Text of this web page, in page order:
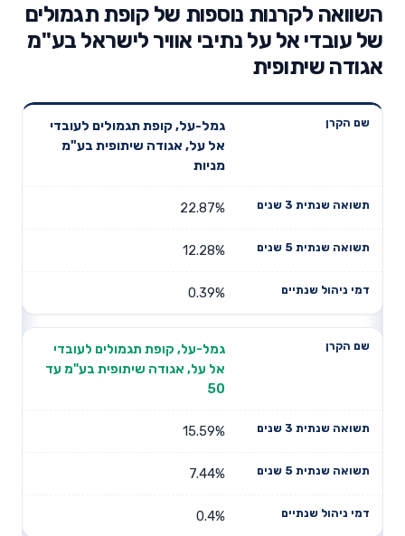
השוואה לקרנות נוספות של קופת תגמולים
של עובדי אל על נתיבי אוויר לישראל בע"מ
אגודה שיתופית
שנתית 3
תשואה
שנתית 5
דמי ניהול
שנתיים
גמל-על, קופת תגמולים לעובדי
אל על, אגודה שיתופית בע"מ
מניות
22.87%
12.28%
0.39%
גמל-על, קופת תגמולים לעובדי
אל על, אגודה שיתופית בע"מ עד
50
15.59%
7.44%
0.4%